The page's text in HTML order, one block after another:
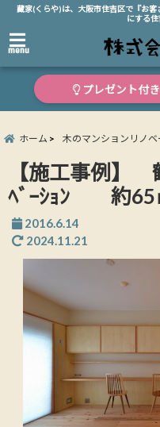
藏家(くらや)は、大阪市住吉区で『お
にする住
menu
プレゼント付
ホーム 木のマンションリノベ
【施工事例】
ﾍﾞｰｼｮﾝ 約65
2016.6.14
2024.11.21